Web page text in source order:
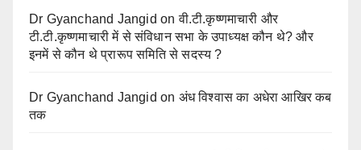
Dr Gyanchand Jangid onवी.टी.कृष्णमाचारी और
टी.टी.कृष्णमाचारी में से संविधान सभा के उपाध्यक्ष कौन थे? और
इनमें से कौन थे प्रारूप समिति से सदस्य ?
Dr Gyanchand Jangid on अंध विश्वास का अधेरा आखिर कब
तक